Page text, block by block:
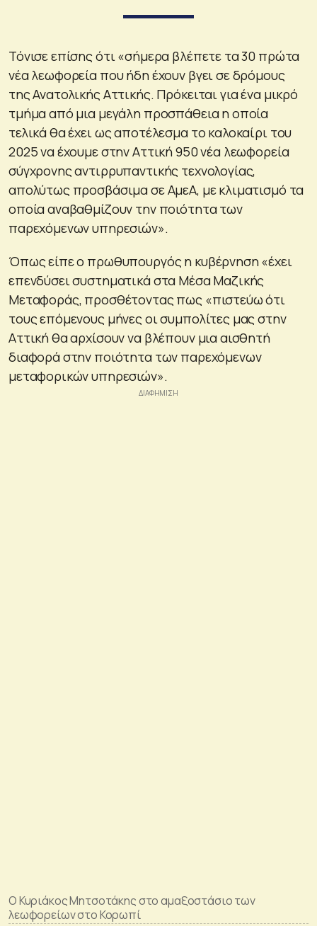
Τόνισε επίσης ότι «σήμερα βλέπετε τα 30 πρώτα
νέα λεωφορεία που ήδη έχουν βγει σε δρόμους
της Ανατολικής Αττικής. Πρόκειται για ένα μικρό
τμήμα από μια μεγάλη προσπάθεια η οποία
τελικά θα έχει ως αποτέλεσμα το καλοκαίρι του
2025 να έχουμε στην Αττική 950 νέα λεωφορεία
σύγχρονης αντιρρυπαντικής τεχνολογίας,
απολύτως προσβάσιμα σε ΑμεΑ, με κλιματισμό τα
οποία αναβαθμίζουν την ποιότητα των
παρεχόμενων υπηρεσιών».
Όπως είπε ο πρωθυπουργός η κυβέρνηση «έχει
επενδύσει συστηματικά στα Μέσα Μαζικής
Μεταφοράς, προσθέτοντας πως «πιστεύω ότι
τους επόμενους μήνες οι συμπολίτες μας στην
Αττική θα αρχίσουν να βλέπουν μια αισθητή
διαφορά στην ποιότητα των παρεχόμενων
μεταφορικών υπηρεσιών».
Ο Κυριάκος Μητσοτάκης στο αμαξοστάσιο των
λεωφορείων στο Κορωπί